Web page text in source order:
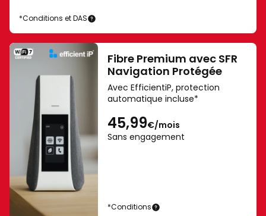
Galaxy
AI.
AI
(Intelligence
Artificielle).
Connexion
réseau
au
compte
Samsung
Samsung
Galaxy
Z
Fold8
Samsung
Fold8
*Conditions et DAS
Fibre Premium avec SFR
Navigation Protégée
Avec EfficientiP, protection
automatique incluse*
45,99€/mois
Sans engagement
*Conditions